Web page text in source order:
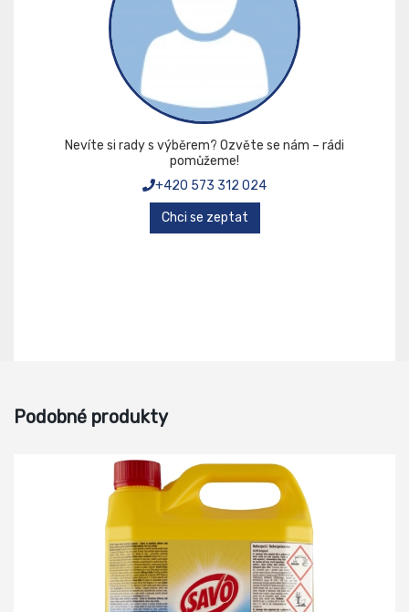
Nevíte si rady s výběrem? Ozvěte se nám – rádi
pomůžeme!
+420 573 312 024
Chci se zeptat
Podobné produkty